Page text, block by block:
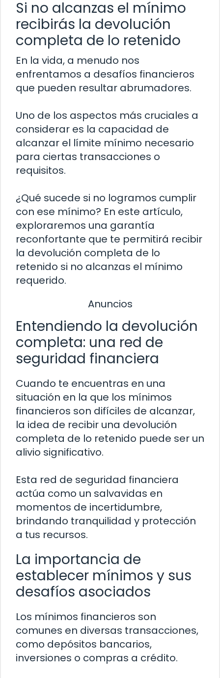
Si no alcanzas el mínimo
recibirás la devolución
completa de lo retenido
En la vida, a menudo nos
enfrentamos a desafíos financieros
que pueden resultar abrumadores.
Uno de los aspectos más cruciales a
considerar es la capacidad de
alcanzar el límite mínimo necesario
para ciertas transacciones o
requisitos.
¿Qué sucede si no logramos cumplir
con ese mínimo? En este artículo,
exploraremos una garantía
reconfortante que te permitirá recibir
la devolución completa de lo
retenido si no alcanzas el mínimo
requerido.
Anuncios
Entendiendo la devolución
completa: una red de
seguridad financiera
Cuando te encuentras en una
situación en la que los mínimos
financieros son difíciles de alcanzar,
la idea de recibir una devolución
completa de lo retenido puede ser un
alivio significativo.
Esta red de seguridad financiera
actúa como un salvavidas en
momentos de incertidumbre,
brindando tranquilidad y protección
a tus recursos.
La importancia de
establecer mínimos y sus
desafíos asociados
Los mínimos financieros son
comunes en diversas transacciones,
como depósitos bancarios,
inversiones o compras a crédito.